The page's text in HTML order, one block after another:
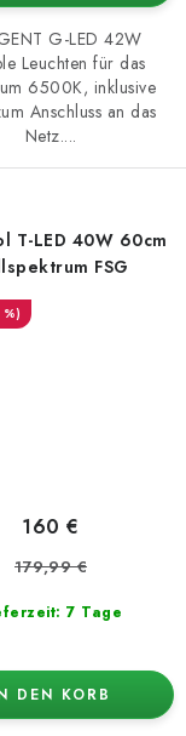
G-LED 42W
Leuchten für das
6500K, inklusive
Anschluss an das
Netz....
T-LED 40W 60cm
FSG
%)
7 Tage
160 €
179,99 €
DEN KORB